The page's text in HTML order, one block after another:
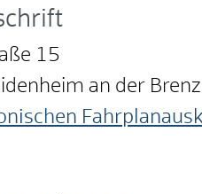
15
an der Brenz